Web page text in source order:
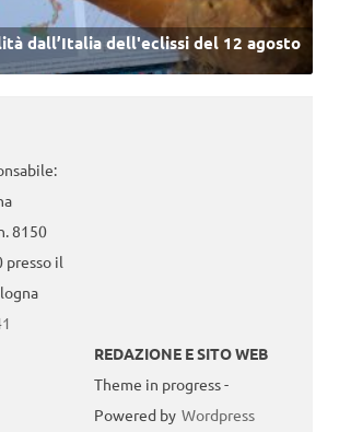
dall’Italia dell'eclissi del 12 agosto
8150
presso il
REDAZIONE E SITO WEB
Theme in progress -
Powered by Wordpress